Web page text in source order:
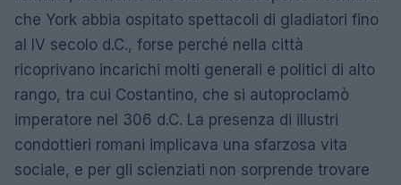
che York abbia ospitato spettacoli di gladiatori fino
al IV secolo d.C., forse perché nella città
ricoprivano incarichi molti generali e politici di alto
rango, tra cui Costantino, che si autoproclamò
imperatore nel 306 d.C. La presenza di illustri
condottieri romani implicava una sfarzosa vita
sociale, e per gli scienziati non sorprende trovare